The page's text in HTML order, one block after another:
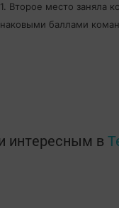
место заняла
баллами
интересным в